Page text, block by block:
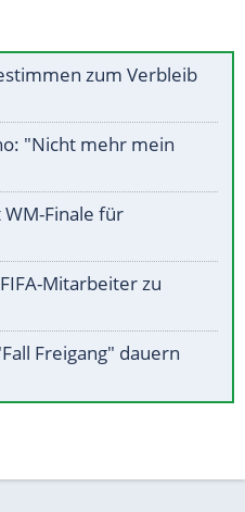
zum Verbleib
"Nicht mehr mein
Finale für
Mitarbeiter zu
Freigang" dauern